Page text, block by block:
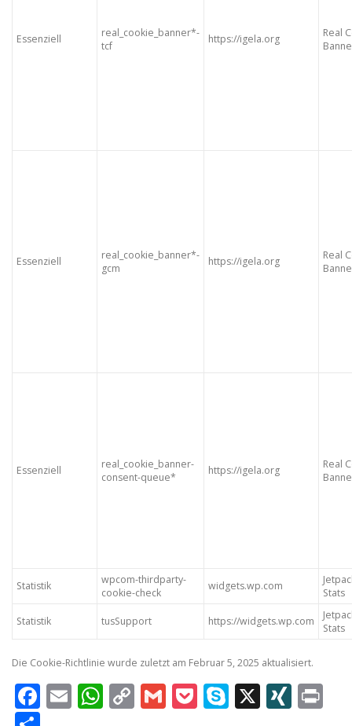
Essenziell
real_cookie_banner*-
tcf
https://igela.org
Real
Essenziell
real_cookie_banner*-
gcm
https://igela.org
Real
Essenziell
real_cookie_banner-
consent-queue*
https://igela.org
Real
Statistik
wpcom-thirdparty-
cookie-check
widgets.wp.com
Stats
Statistik tusSupport https://widgets.wp.com
Stats
Die Cookie-Richtlinie wurde zuletzt am Februar 5, 2025 aktualisiert.
Facebook
EmailWhatsApp
CopyGmailPocket
Skype
X XING